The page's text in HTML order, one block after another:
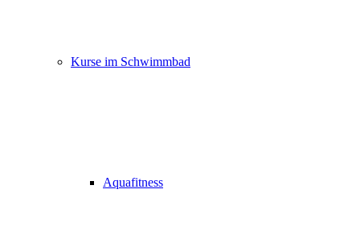
Kurse im Schwimmbad
Aquafitness